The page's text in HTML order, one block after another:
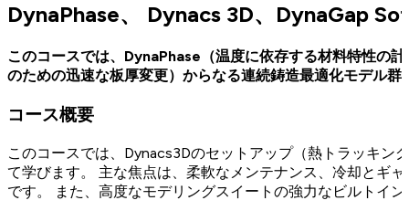
DynaPhase、 Dynacs 3D、DynaGap
このコースでは、DynaPhase（温度に依存する材料特性の
のための迅速な板厚変更）からなる連続鋳造最適化モデル
コース概要
このコースでは、Dynacs3Dのセットアップ（熱トラッキ
て学びます。 主な焦点は、柔軟なメンテナンス、冷却とギ
です。 また、高度なモデリングスイートの強力なビルトイ